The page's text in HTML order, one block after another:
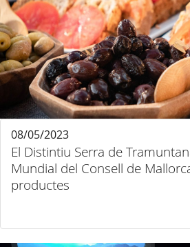
El Distintiu Serra de
Mundial del Consell de
productes
08/05/2023